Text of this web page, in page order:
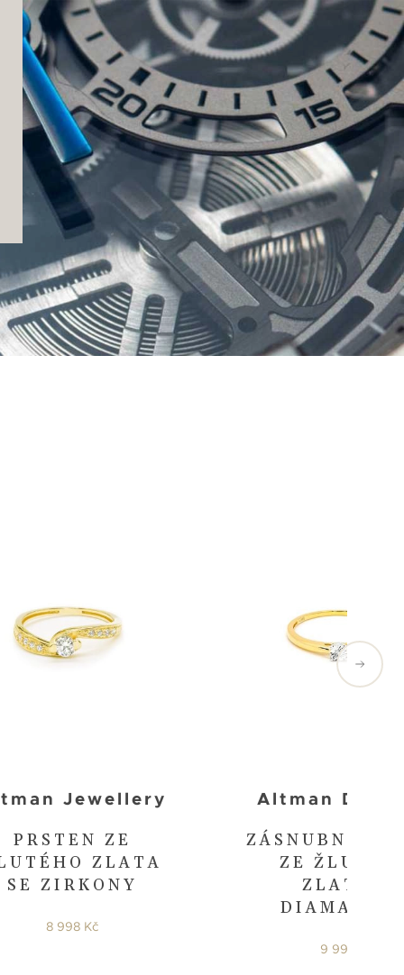
PRSTEN ZE
ZLATA
SE ZIRKONY
Jewellery
8 998 Kč
ZÁSNUBNÍ
ZE
ZLATA S
Altman
9 998 Kč